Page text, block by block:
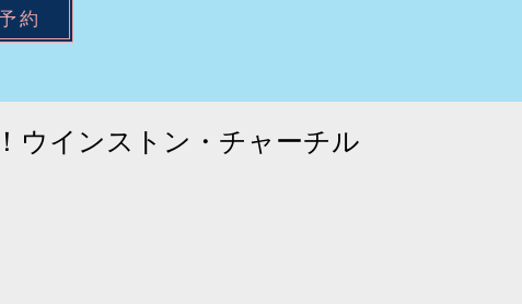
約
ウインストン・チャーチル